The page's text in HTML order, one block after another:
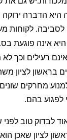
היא הדברה
לסביבה. לקוחות
אינה פוגעת
רעילים וכך לא
בראשון לציון
מחרקים
לפגוע בהם.
לבדוק טוב
לציון שאכן